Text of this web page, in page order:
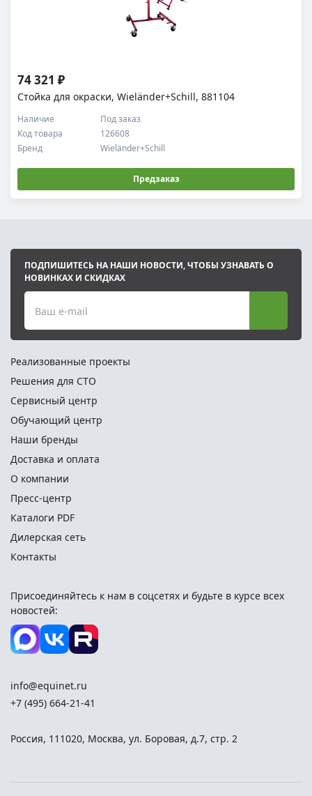
Стойка для окраски, Wieländer+Schill, 881104
Код товара 126608
Наличие Под заказ
Бренд Wieländer+Schill
74 321 ₽
Предзаказ
ПОДПИШИТЕСЬ НА НАШИ НОВОСТИ, ЧТОБЫ УЗНАВАТЬ О
НОВИНКАХ И СКИДКАХ
Ваш e-mail
Реализованные проекты
Решения для СТО
Сервисный центр
Обучающий центр
Наши бренды
Доставка и оплата
О компании
Пресс-центр
Каталоги PDF
Дилерская сеть
Контакты
Присоединяйтесь к нам в соцсетях и будьте в курсе всех
новостей:
info@equinet.ru
+7 (495) 664-21-41
Россия, 111020, Москва, ул. Боровая, д.7, стр. 2